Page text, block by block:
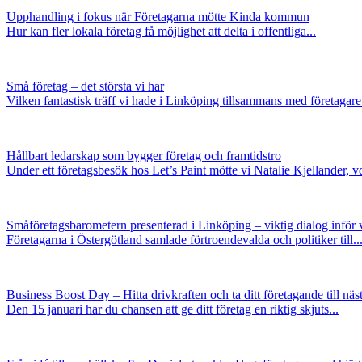
Upphandling i fokus när Företagarna mötte Kinda kommun
Hur kan fler lokala företag få möjlighet att delta i offentliga...
Små företag – det största vi har
Vilken fantastisk träff vi hade i Linköping tillsammans med
Hållbart ledarskap som bygger företag och framtidstro
Under ett företagsbesök hos Let’s Paint mötte vi Natalie Kjellander,
Småföretagsbarometern presenterad i Linköping – viktig dialog inför
Företagarna i Östergötland samlade förtroendevalda och politiker till...
Business Boost Day – Hitta drivkraften och ta ditt företagande till
Den 15 januari har du chansen att ge ditt företag en riktig skjuts...